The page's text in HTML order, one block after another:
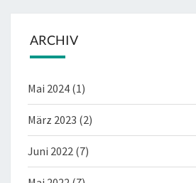
ARCHIV
Mai 2024 (1)
März 2023 (2)
Juni 2022 (7)